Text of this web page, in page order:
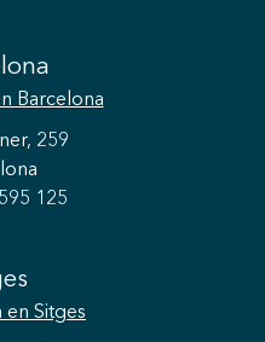
Barcelona
259
125
en Sitges